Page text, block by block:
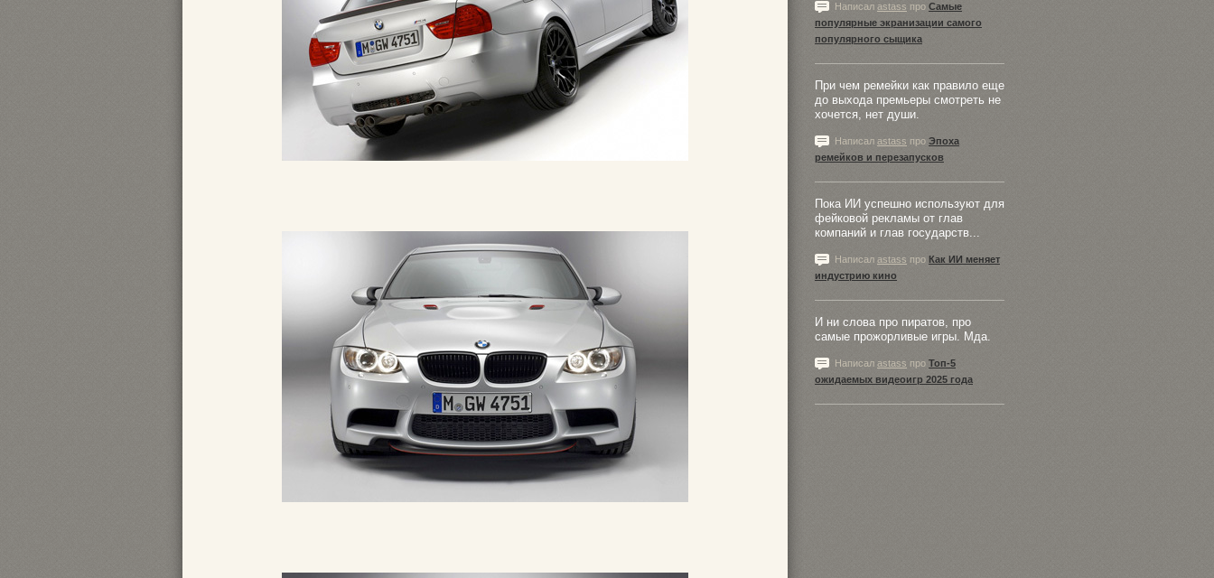
Написал astass про Самые
популярные экранизации самого
популярного сыщика
При чем ремейки как правило еще
до выхода премьеры смотреть не
хочется, нет души.
Написал astass про Эпоха
ремейков и перезапусков
Пока ИИ успешно используют для
фейковой рекламы от глав
компаний и глав государств...
Написал astass про Как ИИ меняет
индустрию кино
И ни слова про пиратов, про
самые прожорливые игры. Мда.
Написал astass про Топ-5
ожидаемых видеоигр 2025 года